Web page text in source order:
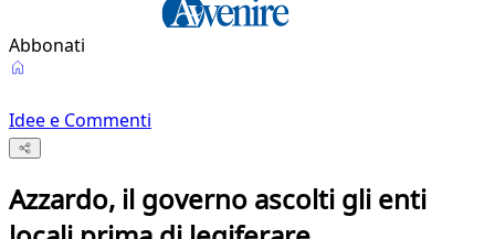
Abbonati
Idee e Commenti
Azzardo, il governo ascolti gli enti